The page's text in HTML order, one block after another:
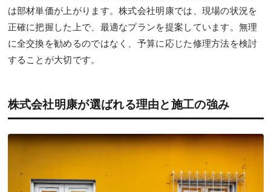
は部材単価が上がります。株式会社明康では、現場の状況を
正確に把握した上で、最適なプランを提案しています。無理
に全交換を勧めるのではなく、予算に応じた修理方法を検討
することが大切です。
株式会社明康が選ばれる理由と施工の強み